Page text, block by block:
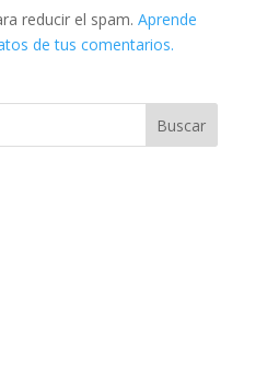
reducir el spam. Aprende
de tus comentarios.